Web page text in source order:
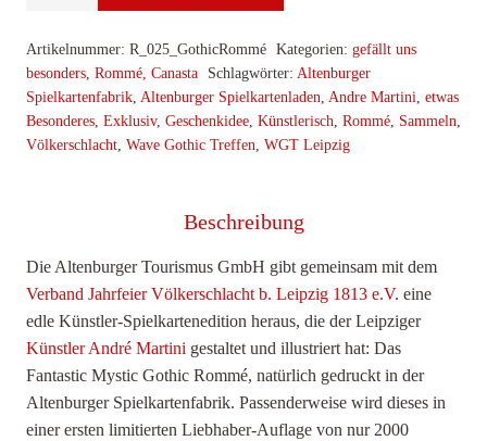
Rommé
Menge
Artikelnummer: R_025_GothicRommé Kategorien: gefällt uns
besonders Rommé, Canasta Schlagwörter: Altenburger
Spielkartenfabrik Altenburger Spielkartenladen Andre Martini etwas
Besonderes Exklusiv, Geschenkidee Künstlerisch Rommé Sammeln
Völkerschlacht Wave Gothic Treffen WGT Leipzig
Beschreibung
Die Altenburger Tourismus GmbH gibt gemeinsam mit dem
Verband Jahrfeier Völkerschlacht b. Leipzig 1813 e.V. eine
edle Künstler-Spielkartenedition heraus, die der Leipziger
Künstler André Martini gestaltet und illustriert hat: Das
Fantastic Mystic Gothic Rommé, natürlich gedruckt in der
Altenburger Spielkartenfabrik. Passenderweise wird dieses in
einer ersten limitierten Liebhaber-Auflage von nur 2000